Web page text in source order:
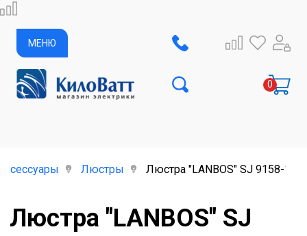
МЕНЮ
Люстры Люстра "LANBOS" SJ 9158-
Люстра "LANBOS" SJ